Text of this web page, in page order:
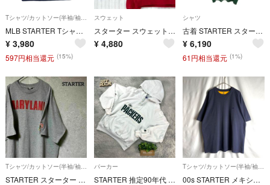
Tシャツ/カットソー(半袖/袖なし)
MLB STARTER Tシャツ 半袖 メンズ M ネイビー 胸ポケット付き クルーネック ヤンキース 刺繍ロゴ NY ポケT
¥ 3,980
597円相当還元 (15%)
スウェット
スターター スウェット M(38-40) 刺繍ロゴ えんじ色 裏起毛 トレーナー
¥ 4,880
シャツ
古着 STARTER スターター 90s オールド NFL NY JETS CHREBET 半袖 ゲーム シャツ 46 深緑 ニューヨーク・ジェッツ メンズ
¥ 6,190
61円相当還元 (1%)
Tシャツ/カットソー(半袖/袖なし)
STARTER スターター Tシャツ 半袖 メリーランド NCAA アメフト L
パーカー
STARTER 推定90年代 NFL グリーンベイパッカーズ パーカー XL 白
Tシャツ/カットソー(半袖/袖なし)
00s STARTER メキシコ製 前V ラグラン Tシャツ XL